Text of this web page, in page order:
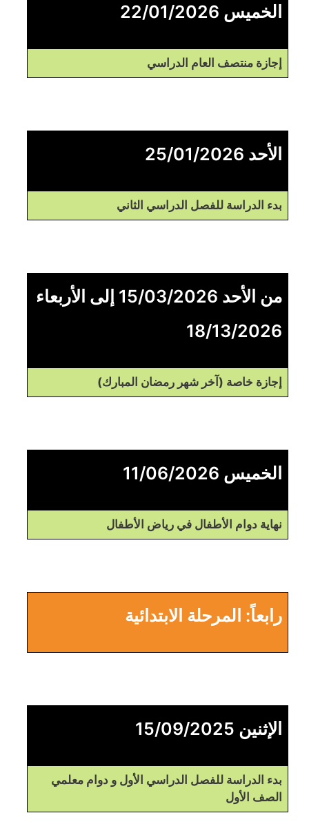
الخميس 22/01/2026
إجازة منتصف العام الدراسي
الأحد 25/01/2026
بدء الدراسة للفصل الدراسي الثاني
من الأحد 15/03/2026 إلى الأربعاء
18/13/2026
إجازة خاصة (آخر شهر رمضان المبارك)
الخميس 11/06/2026
نهاية دوام الأطفال في رياض الأطفال
رابعاً: المرحلة الابتدائية
الإثنين 15/09/2025
بدء الدراسة للفصل الدراسي الأول و دوام معلمي
الصف الأول